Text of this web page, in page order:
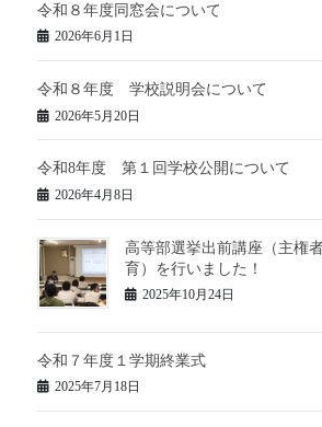
令和８年度同窓会について
2026年6月1日
令和８年度 学校説明会について
2026年5月20日
令和8年度 第１回学校公開について
2026年4月8日
高等部選挙出前講座（主権
育）を行いました！
2025年10月24日
令和７年度１学期終業式
2025年7月18日